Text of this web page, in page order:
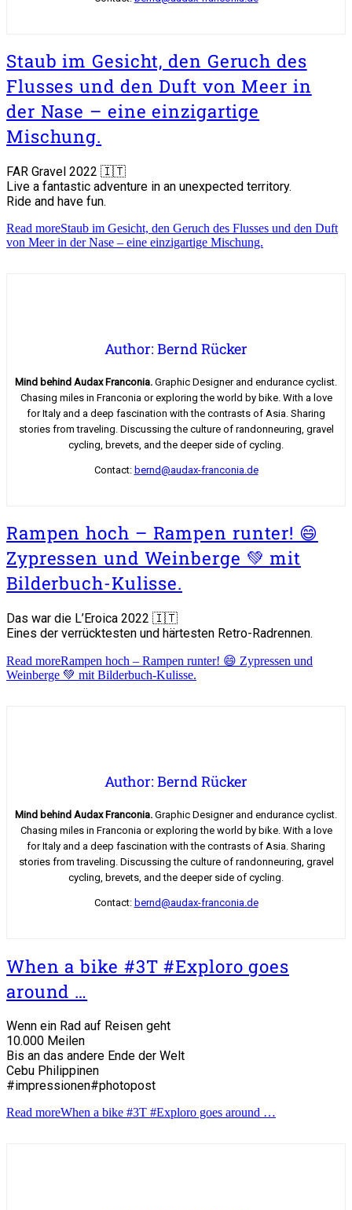
Staub im Gesicht, den Geruch des
Flusses und den Duft von Meer in
der Nase – eine einzigartige
Mischung.
FAR Gravel 2022 🇮🇹
Live a fantastic adventure in an unexpected territory.
Ride and have fun.
Read moreStaub im Gesicht, den Geruch des Flusses und den Duft
von Meer in der Nase – eine einzigartige Mischung.
Author: Bernd Rücker
Mind behind Audax Franconia. Graphic Designer and endurance cyclist.
Chasing miles in Franconia or exploring the world by bike. With a love
for Italy and a deep fascination with the contrasts of Asia. Sharing
stories from traveling. Discussing the culture of randonneuring, gravel
cycling, brevets, and the deeper side of cycling.
Contact: bernd@audax-franconia.de
Rampen hoch – Rampen runter! 😄
Zypressen und Weinberge 💚 mit
Bilderbuch-Kulisse.
Das war die L’Eroica 2022 🇮🇹
Eines der verrücktesten und härtesten Retro-Radrennen.
Read moreRampen hoch – Rampen runter! 😄 Zypressen und
Weinberge 💚 mit Bilderbuch-Kulisse.
Author: Bernd Rücker
Mind behind Audax Franconia. Graphic Designer and endurance cyclist.
Chasing miles in Franconia or exploring the world by bike. With a love
for Italy and a deep fascination with the contrasts of Asia. Sharing
stories from traveling. Discussing the culture of randonneuring, gravel
cycling, brevets, and the deeper side of cycling.
Contact: bernd@audax-franconia.de
When a bike #3T #Exploro goes
around …
Wenn ein Rad auf Reisen geht
10.000 Meilen
Bis an das andere Ende der Welt
Cebu Philippinen
#impressionen#photopost
Read moreWhen a bike #3T #Exploro goes around …